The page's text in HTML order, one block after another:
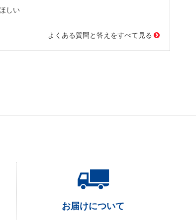
しい
よくある質問と答えをすべて見る
お届けについて